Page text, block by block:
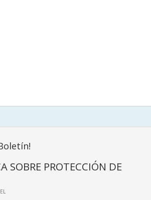
SOBRE PROTECCIÓN DE